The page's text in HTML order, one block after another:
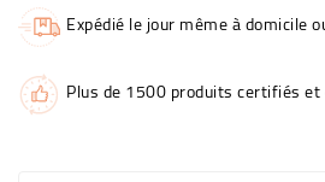
Expédié le jour même à domicile
Plus de 1500 produits certifiés